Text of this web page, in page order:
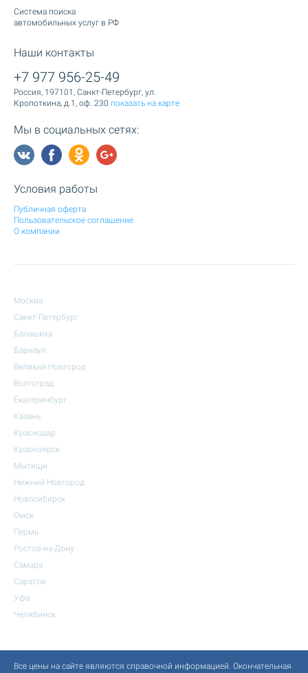
Cистема поиска
автомобильных услуг в РФ
Наши контакты
+7 977 956-25-49
Россия, 197101, Санкт-Петербург, ул.
Кропоткина, д.1, оф. 230 показать на карте
Мы в социальных сетях:
Условия работы
Публичная оферта
Пользовательское соглашение
О компании
Москва
Санкт-Петербург
Балашиха
Барнаул
Великий Новгород
Волгоград
Екатеринбург
Казань
Краснодар
Красноярск
Мытищи
Нижний Новгород
Новосибирск
Омск
Пермь
Ростов-на-Дону
Самара
Саратов
Уфа
Челябинск
Все цены на сайте являются справочной информацией. Окончательная